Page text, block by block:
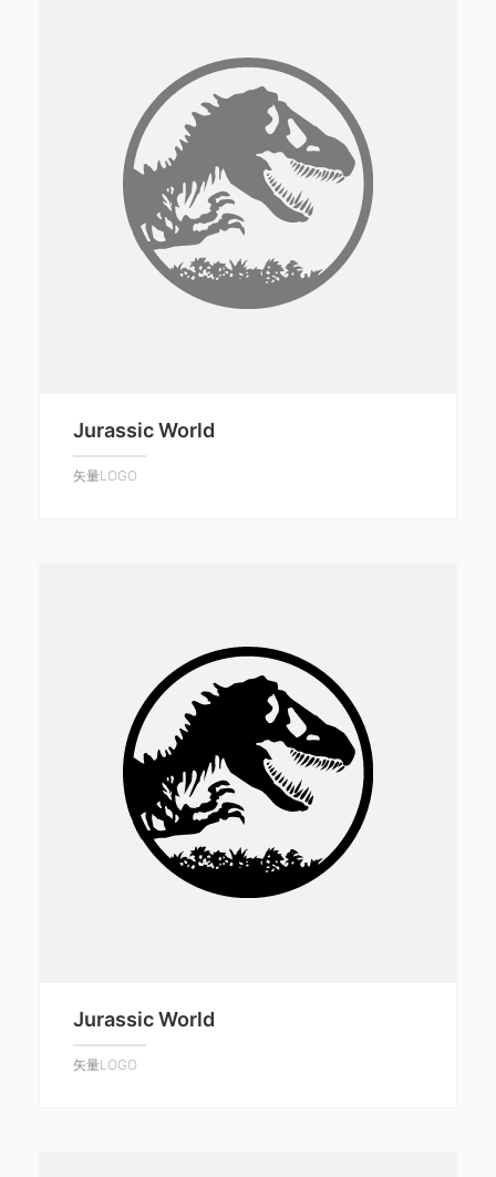
Jurassic World
矢量LOGO
Jurassic World
矢量LOGO